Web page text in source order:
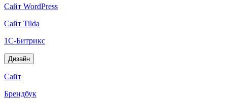
Сайт WordPress
Сайт Tilda
1C-Битрикс
Дизайн
Сайт
Брендбук